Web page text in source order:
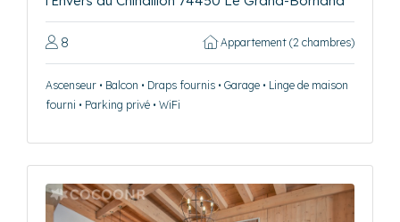
8 Appartement (2 chambres)
Ascenseur • Balcon • Draps fournis • Garage • Linge de maison
fourni • Parking privé • WiFi